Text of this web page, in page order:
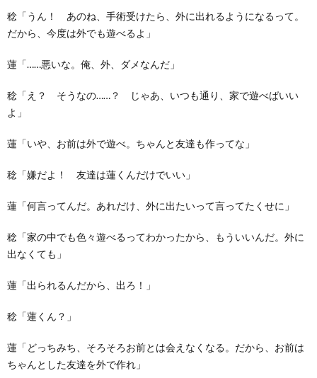
稔「うん！ あのね、手術受けたら、外に出れるようになるって。
だから、今度は外でも遊べるよ」
蓮「……悪いな。俺、外、ダメなんだ」
稔「え？ そうなの……？ じゃあ、いつも通り、家で遊べばいい
よ」
蓮「いや、お前は外で遊べ。ちゃんと友達も作ってな」
稔「嫌だよ！ 友達は蓮くんだけでいい」
蓮「何言ってんだ。あれだけ、外に出たいって言ってたくせに」
稔「家の中でも色々遊べるってわかったから、もういいんだ。外に
出なくても」
蓮「出られるんだから、出ろ！」
稔「蓮くん？」
蓮「どっちみち、そろそろお前とは会えなくなる。だから、お前は
ちゃんとした友達を外で作れ」